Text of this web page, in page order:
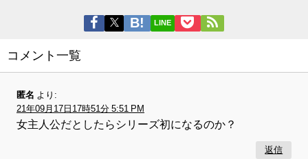
LINE
コメント一覧
匿名 より:
21年09月17日17時51分 5:51 PM
女主人公だとしたらシリーズ初になるのか？
返信